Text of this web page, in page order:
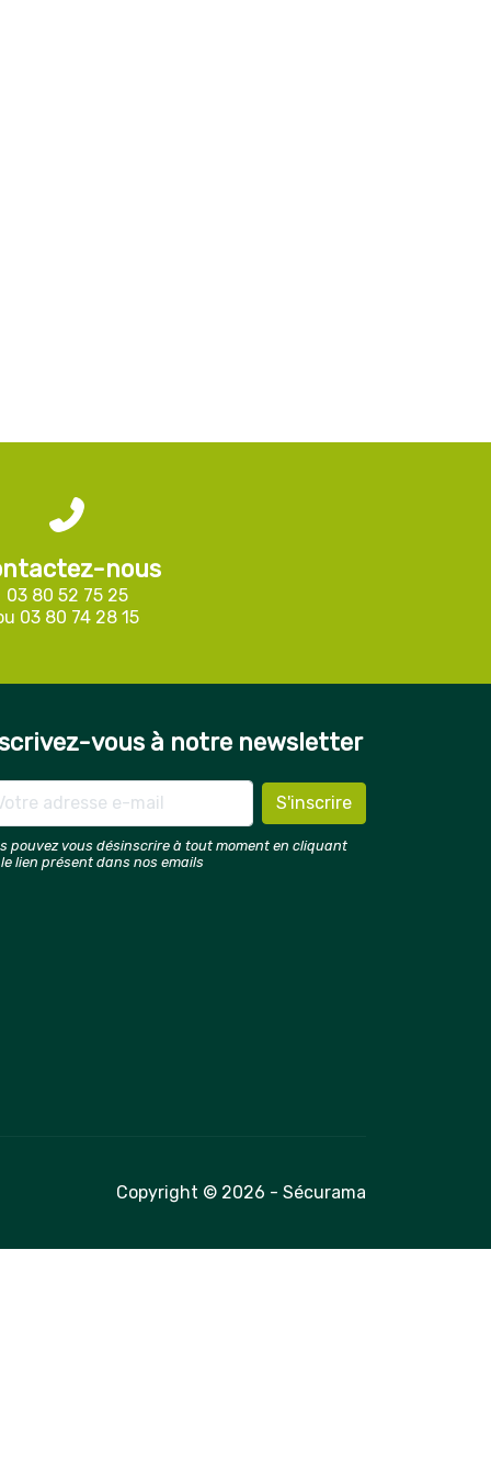
nous
03 80 52 75 25
03 80 74 28 15
vous à notre newsletter
pouvez vous désinscrire à tout moment en cliquant
lien présent dans nos emails
Copyright © 2026 - Sécurama